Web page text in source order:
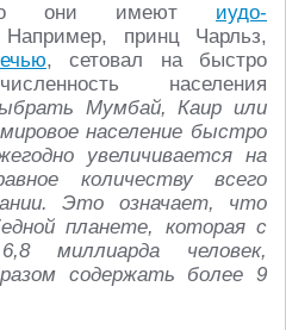
они имеют иудо-
принц Чарльз,
, сетовал на быстро
населения
Мумбай, Каир или
население быстро
увеличивается на
количеству всего
Это означает, что
планете, которая с
миллиарда человек,
содержать более 9